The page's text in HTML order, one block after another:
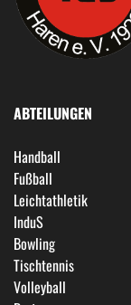
ABTEILUNGEN
Handball
Fußball
Leichtathletik
InduS
Bowling
Tischtennis
Volleyball